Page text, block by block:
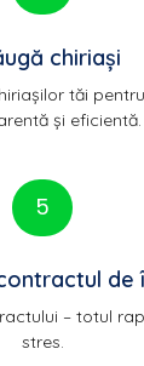
chiriași
tăi
și eficientă.
5
de
– totul
stres.